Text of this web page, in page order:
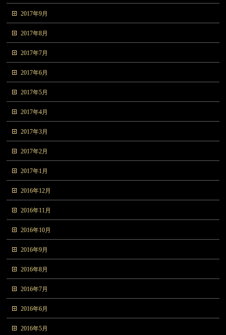
2017年9月
2017年8月
2017年7月
2017年6月
2017年5月
2017年4月
2017年3月
2017年2月
2017年1月
2016年12月
2016年11月
2016年10月
2016年9月
2016年8月
2016年7月
2016年6月
2016年5月